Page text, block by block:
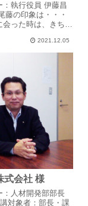
：執行役員 伊藤昌
藤の印象は・・・
会った時は、きちっ
受けた時、マズい
レベルが高くてつい
、と。営業所の中
2021.12.05
式会社 様
：人材開発部部長
対象者：部長・課